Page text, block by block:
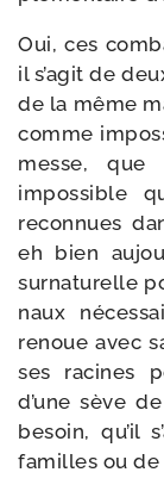
Oui, ces
il s’agit de
de la même
comme
messe, que
impos­sible
recon­nues
eh bien
sur­na­tu­relle
naux
renoue avec
ses racines
d’une sève
besoin, qu’il
familles ou de